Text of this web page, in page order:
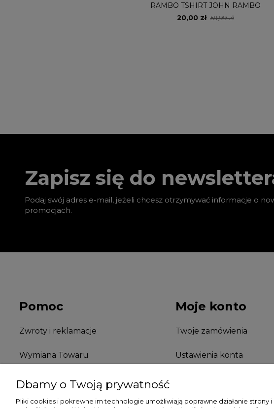
RAMBO TSHIRT JOHN RAMBO
20,00 zł 59,99 zł
Zapisz się do
Podaj swój adres e-mail, jeżeli chcesz otrzymywać informacje o
promocjach.
Pomoc
Zwroty i reklamacje
Wymiana Towaru
FAQ
Moje konto
Twoje zamówienia
Ustawienia konta
Dbamy o Twoją prywatność
Pliki cookies i pokrewne im technologie umożliwiają poprawne działanie